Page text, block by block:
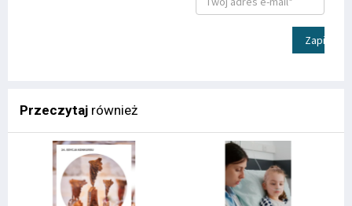
Zapisz
Przeczytaj również